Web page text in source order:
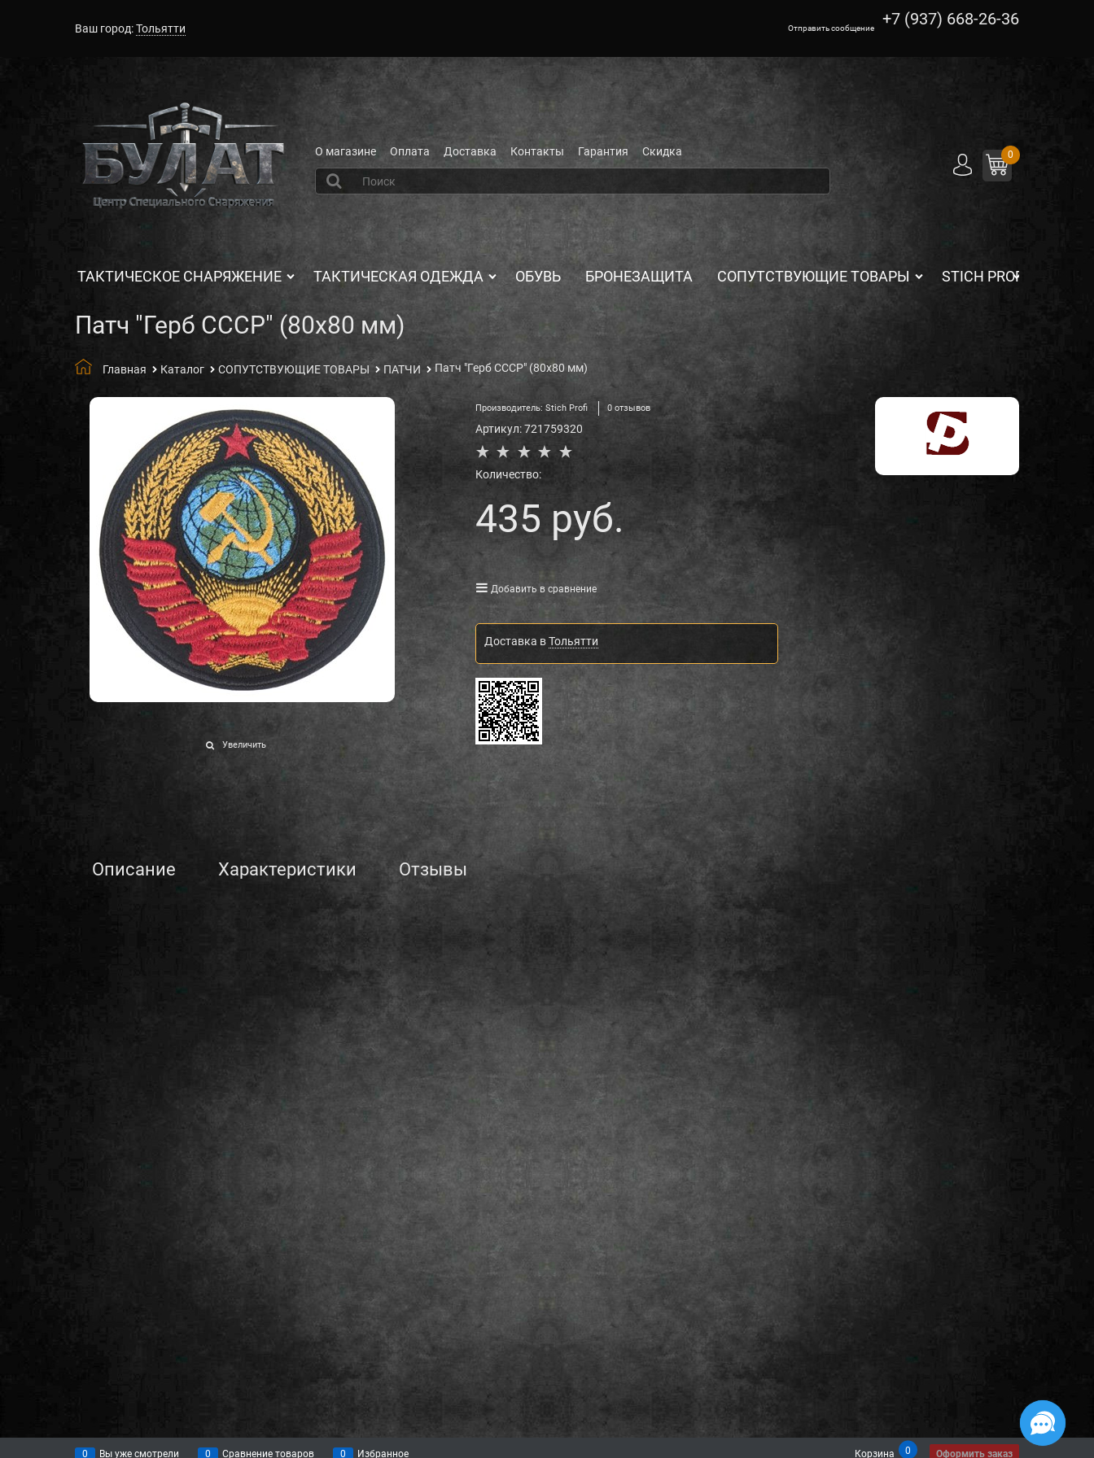
Ваш город:Тольятти Отправить сообщение +7 (937) 668-26-36
О магазине Оплата Доставка Контакты Гарантия Скидка 0
ТАКТИЧЕСКОЕ СНАРЯЖЕНИЕ ТАКТИЧЕСКАЯ ОДЕЖДА ОБУВЬ БРОНЕЗАЩИТА СОПУТСТВУЮЩИЕ ТОВАРЫ STICH PROFI
Патч "Герб СССР" (80х80 мм)
Главная Каталог СОПУТСТВУЮЩИЕ ТОВАРЫ ПАТЧИ Патч "Герб СССР" (80х80 мм)
Увеличить
Производитель: Stich Profi 0 отзывов
Артикул: 721759320
Количество:
435 руб.
Добавить в сравнение
Доставка вТольятти
Описание Характеристики Отзывы
0 Вы уже смотрели 0 Сравнение товаров 0 Избранное Корзина 0 Оформить заказ